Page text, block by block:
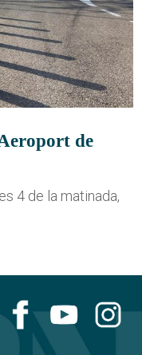
de
4 de la matinada,